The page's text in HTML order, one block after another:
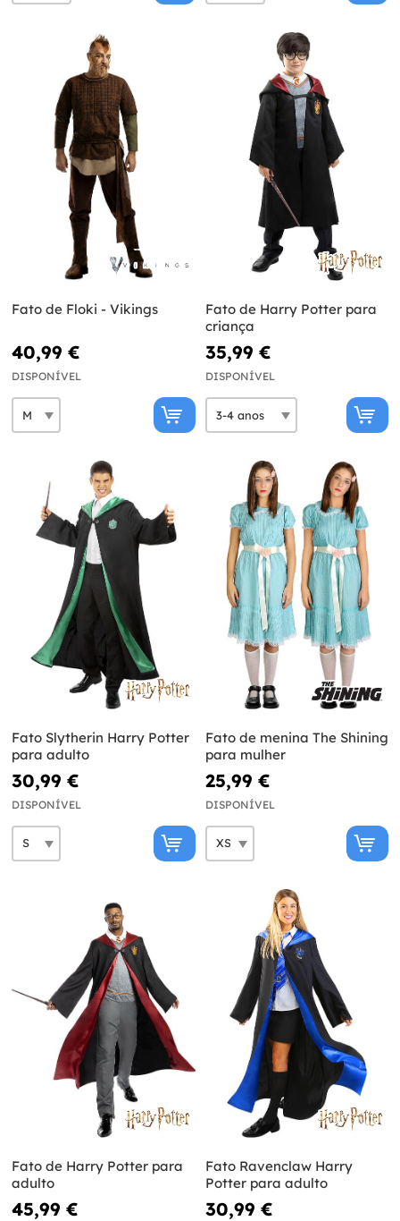
Fato de Floki - Vikings
40,99 €
DISPONÍVEL
Fato de Harry Potter para
criança
35,99 €
DISPONÍVEL
Fato Slytherin Harry Potter
para adulto
30,99 €
DISPONÍVEL
Fato de menina The Shining
para mulher
25,99 €
DISPONÍVEL
Fato de Harry Potter para
adulto
45,99 €
Fato Ravenclaw Harry
Potter para adulto
30,99 €